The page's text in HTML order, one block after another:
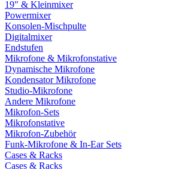
19" & Kleinmixer
Powermixer
Konsolen-Mischpulte
Digitalmixer
Endstufen
Mikrofone & Mikrofonstative
Dynamische Mikrofone
Kondensator Mikrofone
Studio-Mikrofone
Andere Mikrofone
Mikrofon-Sets
Mikrofonstative
Mikrofon-Zubehör
Funk-Mikrofone & In-Ear Sets
Cases & Racks
Cases & Racks